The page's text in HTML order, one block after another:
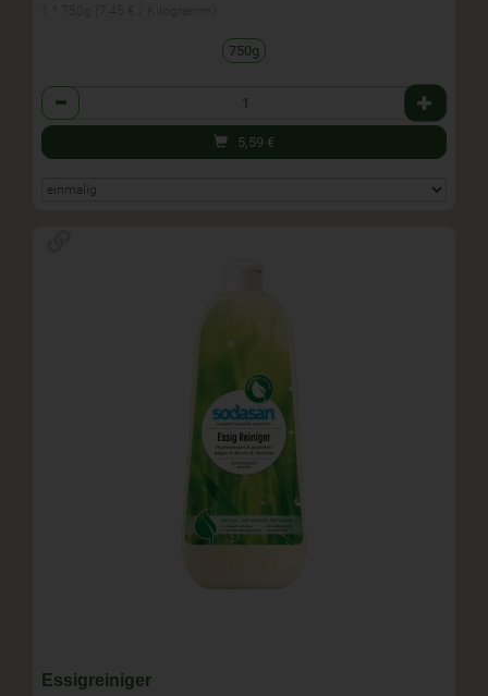
750g
Anzahl
5,59 €
Essigreiniger